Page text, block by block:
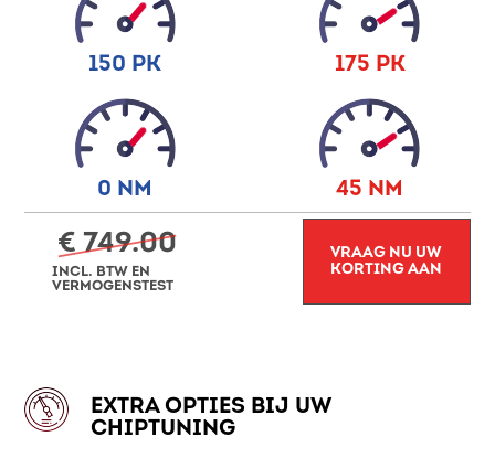
150 PK
0 NM
175 PK
45 NM
€ 749.00
INCL. BTW EN
VERMOGENSTEST
VRAAG NU UW
KORTING AAN
EXTRA OPTIES BIJ UW
CHIPTUNING